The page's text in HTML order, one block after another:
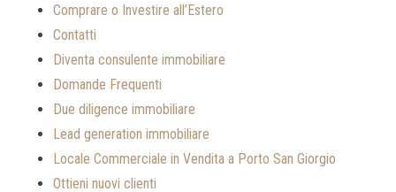
Comprare o Investire all’Estero
Contatti
Diventa consulente immobiliare
Domande Frequenti
Due diligence immobiliare
Lead generation immobiliare
Locale Commerciale in Vendita a Porto San Giorgio
Ottieni nuovi clienti